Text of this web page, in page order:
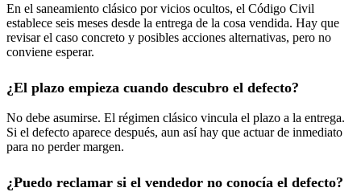
En el saneamiento clásico por vicios ocultos, el Código Civil
establece seis meses desde la entrega de la cosa vendida. Hay que
revisar el caso concreto y posibles acciones alternativas, pero no
conviene esperar.
¿El plazo empieza cuando descubro el defecto?
No debe asumirse. El régimen clásico vincula el plazo a la entrega.
Si el defecto aparece después, aun así hay que actuar de inmediato
para no perder margen.
¿Puedo reclamar si el vendedor no conocía el defecto?